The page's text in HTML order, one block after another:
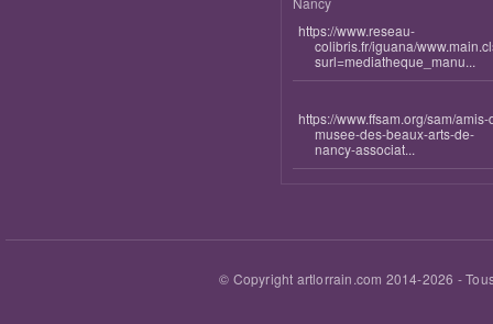
https://www.reseau-
colibris.fr/iguana/
surl=mediatheque_manu...
https://www.ffsam.org/sam/amis-
musee-des-beaux-arts-de-
nancy-associat...
© Copyright artlorrain.com 2014-2026 -